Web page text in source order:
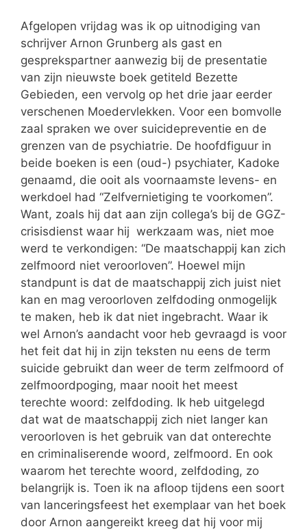
Afgelopen vrijdag was ik op uitnodiging van
schrijver Arnon Grunberg als gast en
gesprekspartner aanwezig bij de presentatie
van zijn nieuwste boek getiteld Bezette
Gebieden, een vervolg op het drie jaar eerder
verschenen Moedervlekken. Voor een bomvolle
zaal spraken we over suicidepreventie en de
grenzen van de psychiatrie. De hoofdfiguur in
beide boeken is een (oud-) psychiater, Kadoke
genaamd, die ooit als voornaamste levens- en
werkdoel had “Zelfvernietiging te voorkomen”.
Want, zoals hij dat aan zijn collega’s bij de GGZ-
crisisdienst waar hij werkzaam was, niet moe
werd te verkondigen: “De maatschappij kan zich
zelfmoord niet veroorloven”. Hoewel mijn
standpunt is dat de maatschappij zich juist niet
kan en mag veroorloven zelfdoding onmogelijk
te maken, heb ik dat niet ingebracht. Waar ik
wel Arnon’s aandacht voor heb gevraagd is voor
het feit dat hij in zijn teksten nu eens de term
suicide gebruikt dan weer de term zelfmoord of
zelfmoordpoging, maar nooit het meest
terechte woord: zelfdoding. Ik heb uitgelegd
dat wat de maatschappij zich niet langer kan
veroorloven is het gebruik van dat onterechte
en criminaliserende woord, zelfmoord. En ook
waarom het terechte woord, zelfdoding, zo
belangrijk is. Toen ik na afloop tijdens een soort
van lanceringsfeest het exemplaar van het boek
door Arnon aangereikt kreeg dat hij voor mij